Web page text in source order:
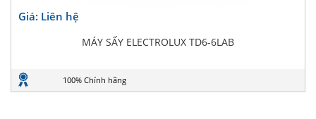
Giá: Liên hệ
MÁY SẤY ELECTROLUX TD6-6LAB
100% Chính hãng